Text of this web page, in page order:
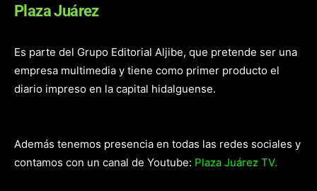
Plaza Juárez
Es parte del Grupo Editorial Aljibe, que pretende ser una
empresa multimedia y tiene como primer producto el
diario impreso en la capital hidalguense.
Además tenemos presencia en todas las redes sociales y
contamos con un canal de Youtube: Plaza Juárez TV.